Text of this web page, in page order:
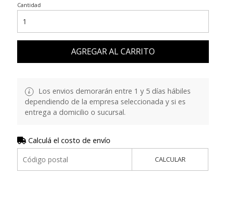
Cantidad
AGREGAR AL CARRITO
Los envios demorarán entre 1 y 5 días hábiles
dependiendo de la empresa seleccionada y si es
entrega a domicilio o sucursal.
Calculá el costo de envío
CALCULAR